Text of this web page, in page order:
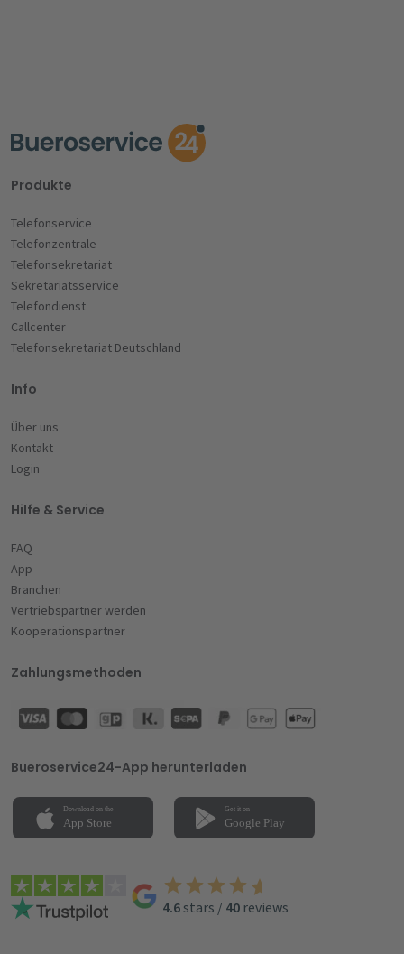
Produkte
Telefonservice
Telefonzentrale
Telefonsekretariat
Sekretariatsservice
Telefondienst
Callcenter
Telefonsekretariat Deutschland
Info
Über uns
Kontakt
Login
Hilfe & Service
FAQ
App
Branchen
Vertriebspartner werden
Kooperationspartner
Zahlungsmethoden
Bueroservice24-App herunterladen
4.6stars / 40 reviews